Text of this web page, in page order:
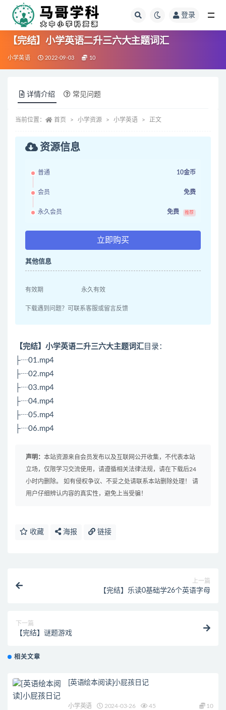
登录
【完结】小学英语二升三六大主题词汇
小学英语 2022-09-03 10
详情介绍 常见问题
当前位置： 首页 小学资源 小学英语 正文
资源信息
普通 10金币
会员 免费
永久会员 免费 推荐
立即购买
其他信息
有效期 永久有效
下载遇到问题？可联系客服或留言反馈
【完结】小学英语二升三六大主题词汇 目录：
├┈01.mp4
├┈02.mp4
├┈03.mp4
├┈04.mp4
├┈05.mp4
├┈06.mp4
声明： 本站资源来自会员发布以及互联网公开收集，不代表本站
立场，仅限学习交流使用，请遵循相关法律法规，请在下载后24
小时内删除。 如有侵权争议、不妥之处请联系本站删除处理！ 请
用户仔细辨认内容的真实性，避免上当受骗！
收藏 海报 链接
上一篇
【完结】乐读0基础学26个英语字母
下一篇
【完结】谜题游戏
相关文章
[英语绘本阅读]小屁孩日记
小学英语 2024-03-26 45 10
全部